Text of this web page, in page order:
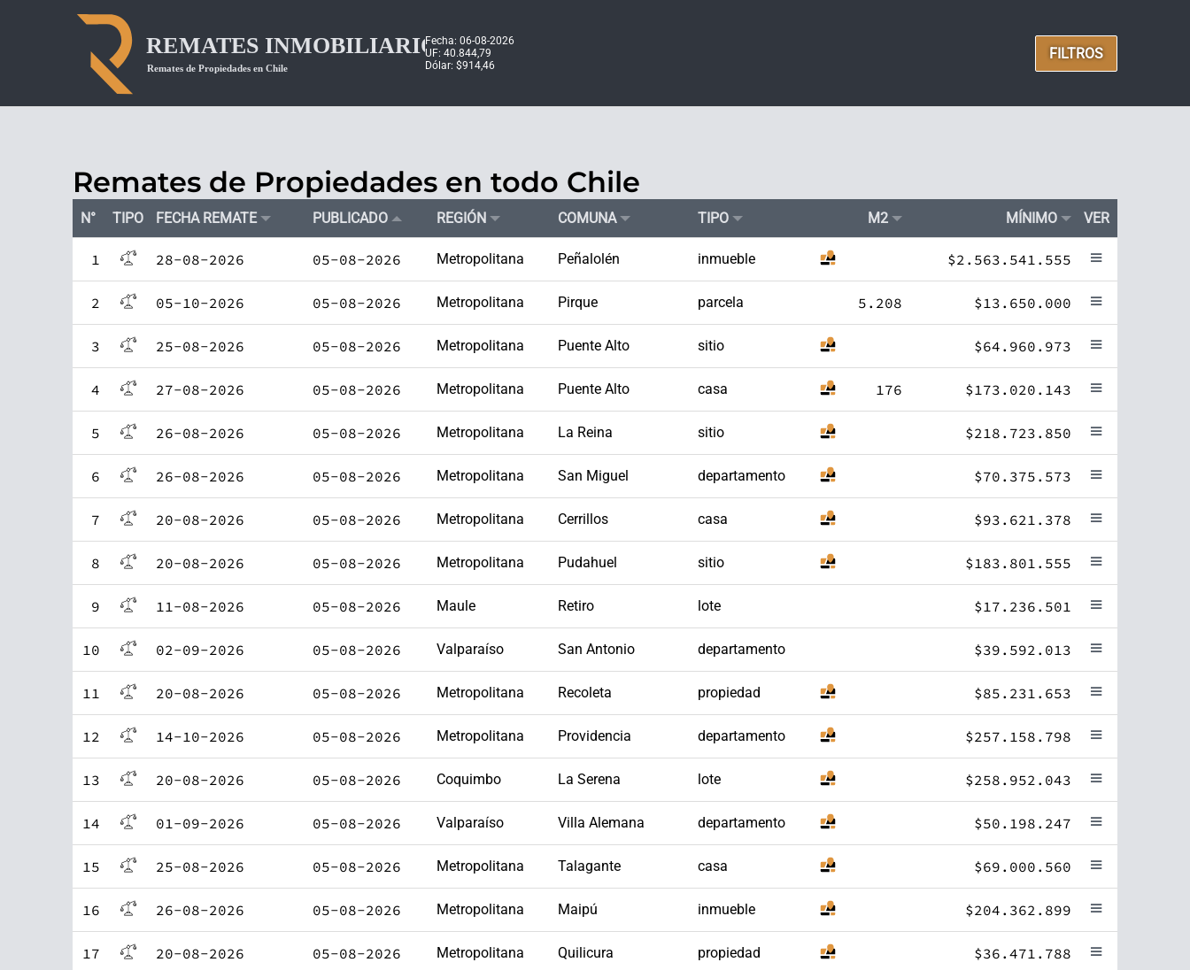
Fecha: 06-08-2026
UF: 40.844,79
Dólar: $914,46
FILTROS
Remates de Propiedades en todo Chile
N° TIPO FECHA REMATE PUBLICADO REGIÓN COMUNA TIPO M2 MÍNIMO VER
1 28-08-2026 05-08-2026 Metropolitana Peñalolén inmueble $2.563.541.555
2 05-10-2026 05-08-2026 Metropolitana Pirque parcela 5.208 $13.650.000
3 25-08-2026 05-08-2026 Metropolitana Puente Alto sitio $64.960.973
4 27-08-2026 05-08-2026 Metropolitana Puente Alto casa 176 $173.020.143
5 26-08-2026 05-08-2026 Metropolitana La Reina sitio $218.723.850
6 26-08-2026 05-08-2026 Metropolitana San Miguel departamento $70.375.573
7 20-08-2026 05-08-2026 Metropolitana Cerrillos casa $93.621.378
8 20-08-2026 05-08-2026 Metropolitana Pudahuel sitio $183.801.555
9 11-08-2026 05-08-2026 Maule Retiro lote $17.236.501
10 02-09-2026 05-08-2026 Valparaíso San Antonio departamento $39.592.013
11 20-08-2026 05-08-2026 Metropolitana Recoleta propiedad $85.231.653
12 14-10-2026 05-08-2026 Metropolitana Providencia departamento $257.158.798
13 20-08-2026 05-08-2026 Coquimbo La Serena lote $258.952.043
14 01-09-2026 05-08-2026 Valparaíso Villa Alemana departamento $50.198.247
15 25-08-2026 05-08-2026 Metropolitana Talagante casa $69.000.560
16 26-08-2026 05-08-2026 Metropolitana Maipú inmueble $204.362.899
17 20-08-2026 05-08-2026 Metropolitana Quilicura propiedad $36.471.788